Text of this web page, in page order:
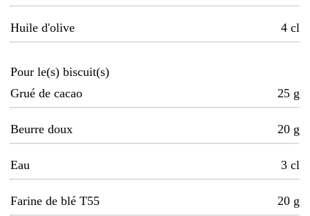
Huile d'olive 4 cl
Pour le(s) biscuit(s)
Grué de cacao
25 g
Beurre doux 20 g
Eau 3 cl
Farine de blé T55 20 g